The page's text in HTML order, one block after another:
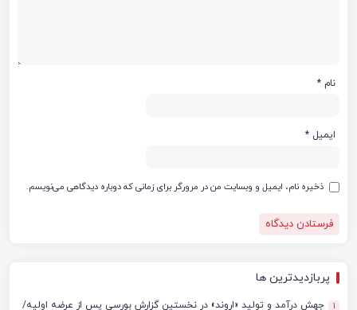
نام *
ایمیل *
ذخیره نام، ایمیل و وبسایت من در مرورگر برای زمانی که دوباره دیدگاهی می‌نویسم.
پربازدیدترین ها
1 جهش درآمد و تولید «اروند» در نخستین گزارش بورسی پس از عرضه اولیه/